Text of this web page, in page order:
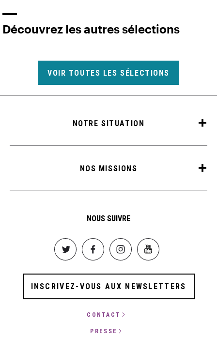
Découvrez les autres sélections
VOIR TOUTES LES SÉLECTIONS
NOTRE SITUATION
NOS MISSIONS
NOUS SUIVRE
Image Image Image Image
INSCRIVEZ-VOUS AUX NEWSLETTERS
CONTACT
PRESSE